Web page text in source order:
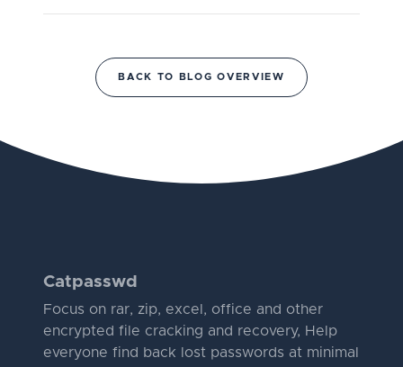
BACK TO BLOG OVERVIEW
Catpasswd
Focus on rar, zip, excel, office and other
encrypted file cracking and recovery, Help
everyone find back lost passwords at minimal